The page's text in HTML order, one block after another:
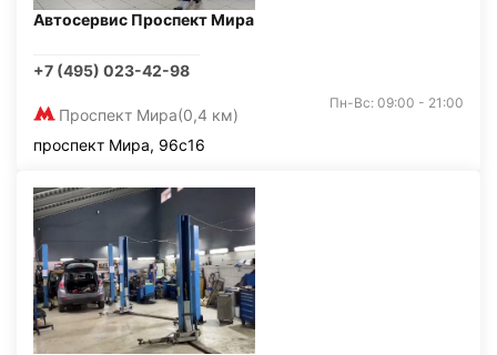
Автосервис Проспект Мира
+7 (495) 023-42-98
Проспект Мира(0,4 км)
Пн-Вс: 09:00 - 21:00
проспект Мира, 96с16